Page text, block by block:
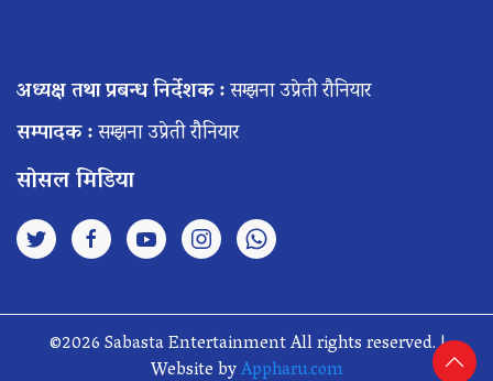
अध्यक्ष तथा प्रबन्ध निर्देशक :सम्झना उप्रेती रौनियार
सम्पादक :सम्झना उप्रेती रौनियार
सोसल मिडिया
©2026 Sabasta Entertainment All rights reserved. |
Website byAppharu.com